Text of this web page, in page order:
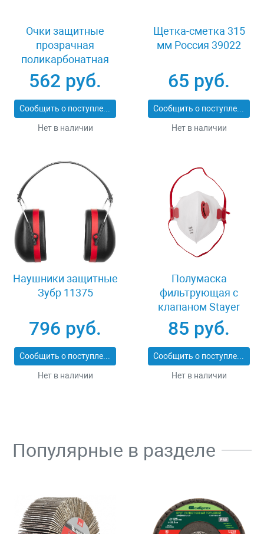
Очки защитные
прозрачная
поликарбонатная
монолинза ЗУБР
ЭКСПЕРТ 110310
562 руб.
Сообщить о поступлении
Нет в наличии
Щетка-сметка 315
мм Россия 39022
65 руб.
Сообщить о поступлении
Нет в наличии
Наушники защитные
Зубр 11375
796 руб.
Сообщить о поступлении
Нет в наличии
Полумаска
фильтрующая с
клапаном Stayer
MASTER 11116
85 руб.
Сообщить о поступлении
Нет в наличии
Популярные в разделе